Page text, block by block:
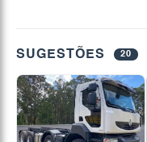
SUGESTÕES 20